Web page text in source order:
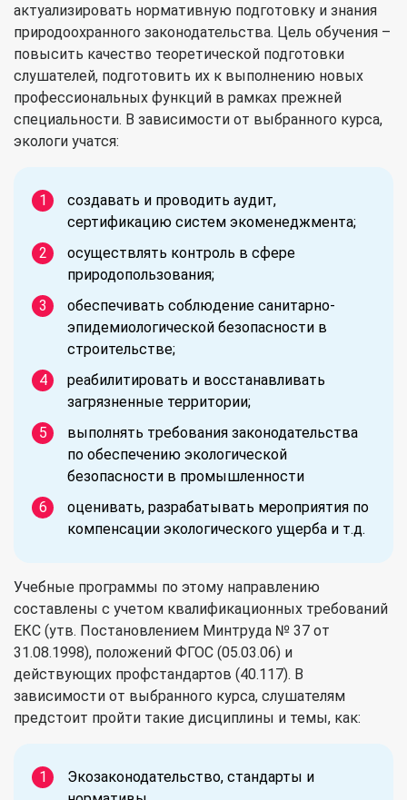
актуализировать нормативную подготовку и знания
природоохранного законодательства. Цель обучения –
повысить качество теоретической подготовки
слушателей, подготовить их к выполнению новых
профессиональных функций в рамках прежней
специальности. В зависимости от выбранного курса,
экологи учатся:
создавать и проводить аудит,
сертификацию систем экоменеджмента;
осуществлять контроль в сфере
природопользования;
обеспечивать соблюдение санитарно-
эпидемиологической безопасности в
строительстве;
реабилитировать и восстанавливать
загрязненные территории;
выполнять требования законодательства
по обеспечению экологической
безопасности в промышленности
оценивать, разрабатывать мероприятия по
компенсации экологического ущерба и т.д.
Учебные программы по этому направлению
составлены с учетом квалификационных требований
ЕКС (утв. Постановлением Минтруда № 37 от
31.08.1998), положений ФГОС (05.03.06) и
действующих профстандартов (40.117). В
зависимости от выбранного курса, слушателям
предстоит пройти такие дисциплины и темы, как:
Экозаконодательство, стандарты и